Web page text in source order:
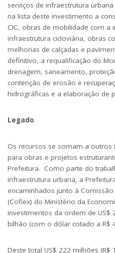
serviços de infraestrutura
na lista deste investimento a
CIC, obras de mobilidade com a
infraestrutura cicloviária, obras
melhorias de calçadas e
definitivo, a requalificação do
drenagem, saneamento,
contenção de erosão e
hidrográficas e a elaboração de
Legado
Os recursos se somam a
para obras e projetos
Prefeitura. Como parte do
infraestrutura urbana, a
encaminhados junto à
(Cofiex) do Ministério da
investimentos da ordem de US$
bilhão (com o dólar cotado a R$
Deste total US$ 222 milhões